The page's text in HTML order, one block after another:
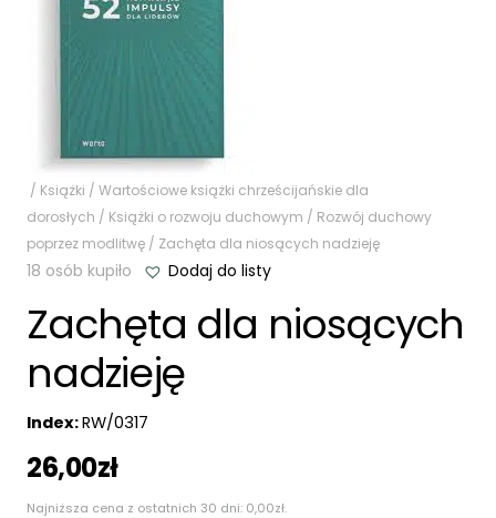
/ Książki / Wartościowe książki chrześcijańskie dla
dorosłych / Książki o rozwoju duchowym / Rozwój duchowy
poprzez modlitwę / Zachęta dla niosących nadzieję
18 osób kupiło Dodaj do listy
Zachęta dla niosących
nadzieję
Index:RW/0317
26,00zł
Najniższa cena z ostatnich 30 dni: 0,00zł.